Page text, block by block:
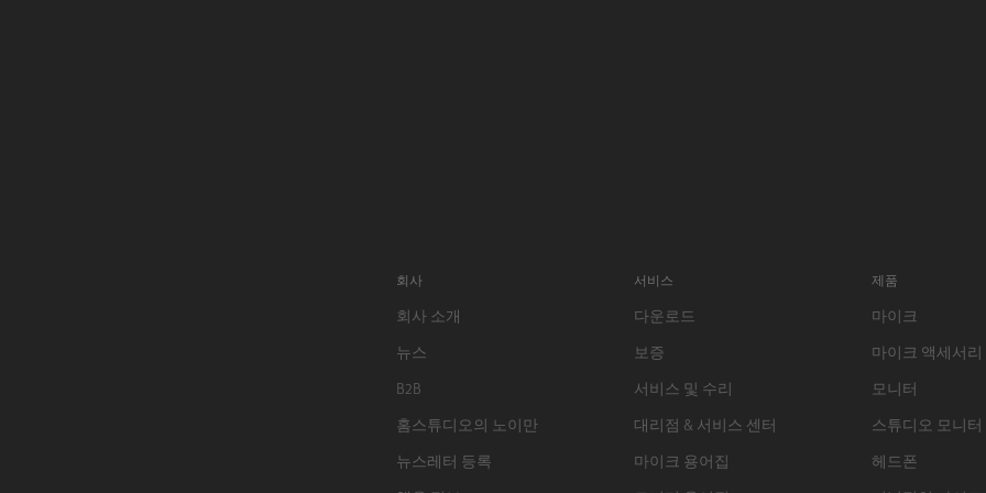
회사
회사 소개
뉴스
B2B
홈스튜디오의 노이만
뉴스레터 등록
서비스
다운로드
보증
서비스 및 수리
대리점 & 서비스 센터
마이크 용어집
제품
마이크
마이크 액세서리
모니터
스튜디오 모니
헤드폰